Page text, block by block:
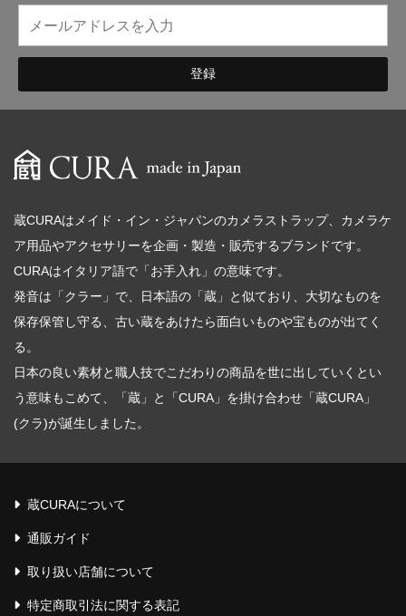
蔵CURAはメイド・イン・ジャパンのカメラストラップ、カメラケ
ア用品やアクセサリーを企画・製造・販売するブランドです。
CURAはイタリア語で「お手入れ」の意味です。
発音は「クラー」で、日本語の「蔵」と似ており、大切なものを
保存保管し守る、古い蔵をあけたら面白いものや宝ものが出てく
る。
日本の良い素材と職人技でこだわりの商品を世に出していくとい
う意味もこめて、「蔵」と「CURA」を掛け合わせ「蔵CURA」
(クラ)が誕生しました。
蔵CURAについて
通販ガイド
取り扱い店舗について
特定商取引法に関する表記